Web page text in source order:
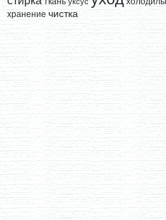
хранение чистка